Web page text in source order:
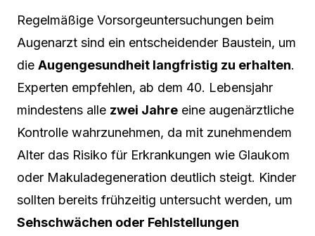
Regelmäßige Vorsorgeuntersuchungen beim
Augenarzt sind ein entscheidender Baustein, um
die Augengesundheit langfristig zu erhalten.
Experten empfehlen, ab dem 40. Lebensjahr
mindestens alle zwei Jahre eine augenärztliche
Kontrolle wahrzunehmen, da mit zunehmendem
Alter das Risiko für Erkrankungen wie Glaukom
oder Makuladegeneration deutlich steigt. Kinder
sollten bereits frühzeitig untersucht werden, um
Sehschwächen oder Fehlstellungen